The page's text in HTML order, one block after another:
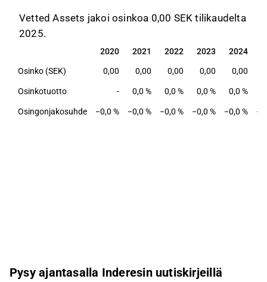
Vetted Assets jakoi osinkoa 0,00 SEK tilikaudelta
2025.
2020 2021 2022 2023 2024
2020 2021 2022 2023 2024
Osinko (SEK) 0,00 0,00 0,00 0,00 0,00
Osinkotuotto - 0,0 % 0,0 % 0,0 % 0,0 %
Osingonjakosuhde −0,0 % −0,0 % −0,0 % −0,0 % −0,0 %
Pysy ajantasalla Inderesin uutiskirjeillä